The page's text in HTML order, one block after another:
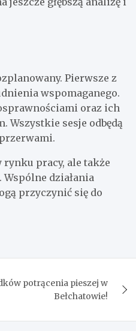
Pierwsze z
wspomaganego.
oraz ich
Wszystkie sesje odbędą
pracy, ale także
działania
przyczynić się do
potrącenia pieszej w
Bełchatowie!